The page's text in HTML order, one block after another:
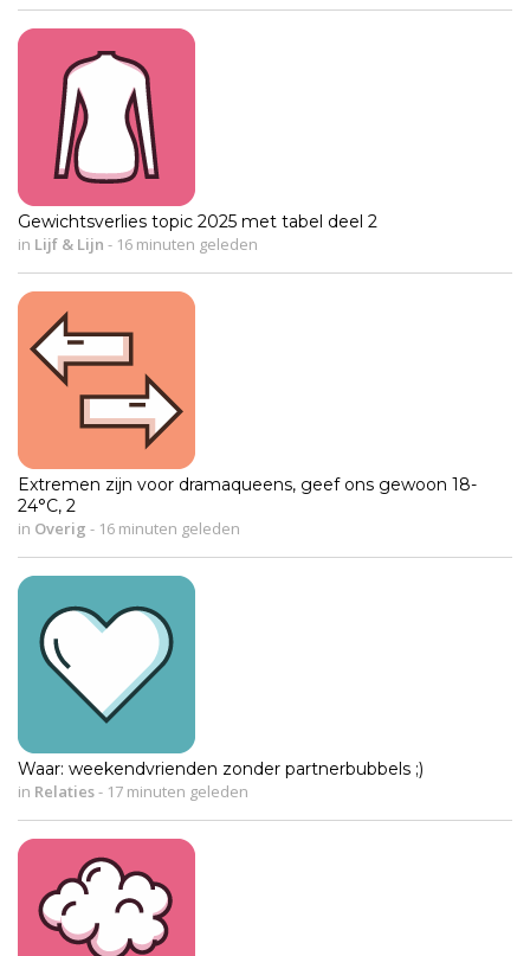
Gewichtsverlies topic 2025 met tabel deel 2
in Lijf & Lijn - 16 minuten geleden
Extremen zijn voor dramaqueens, geef ons gewoon 18-
24°C, 2
in Overig - 16 minuten geleden
Waar: weekendvrienden zonder partnerbubbels ;)
in Relaties- 17 minuten geleden